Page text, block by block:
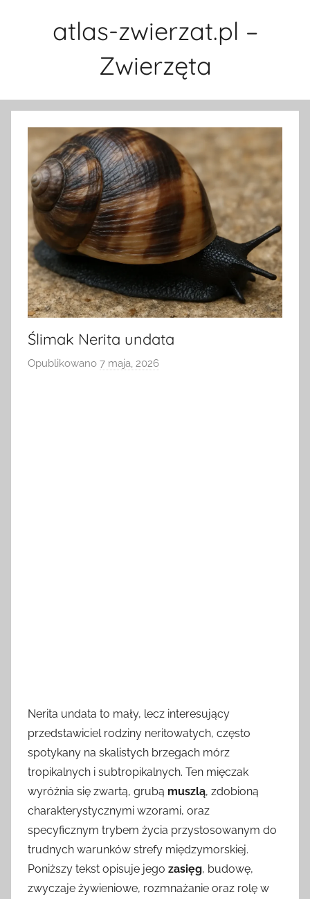
atlas-zwierzat.pl –
Zwierzęta
Ślimak Nerita undata
Opublikowano 7 maja, 2026
Nerita undata to mały, lecz interesujący
przedstawiciel rodziny neritowatych, często
spotykany na skalistych brzegach mórz
tropikalnych i subtropikalnych. Ten mięczak
wyróżnia się zwartą, grubą muszlą, zdobioną
charakterystycznymi wzorami, oraz
specyficznym trybem życia przystosowanym do
trudnych warunków strefy międzymorskiej.
Poniższy tekst opisuje jego zasięg, budowę,
zwyczaje żywieniowe, rozmnażanie oraz rolę w